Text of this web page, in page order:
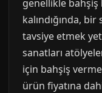
genellikle
kalındığında,
tavsiye etmek
sanatları
için bahşiş
ürün fiyatına